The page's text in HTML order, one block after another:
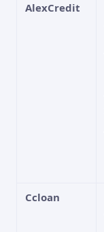
AlexCredit
Ccloan